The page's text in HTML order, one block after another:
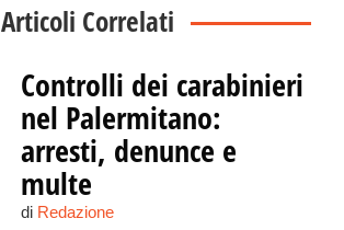
Articoli Correlati
Controlli dei carabinieri
nel Palermitano:
arresti, denunce e
multe
di Redazione